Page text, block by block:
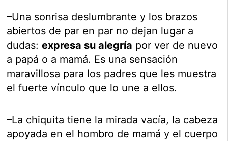
–Una sonrisa deslumbrante y los brazos
abiertos de par en par no dejan lugar a
dudas:expresa su alegría por ver de nuevo
a papá o a mamá. Es una sensación
maravillosa para los padres que les muestra
el fuerte vínculo que lo une a ellos.
–La chiquita tiene la mirada vacía, la cabeza
apoyada en el hombro de mamá y el cuerpo